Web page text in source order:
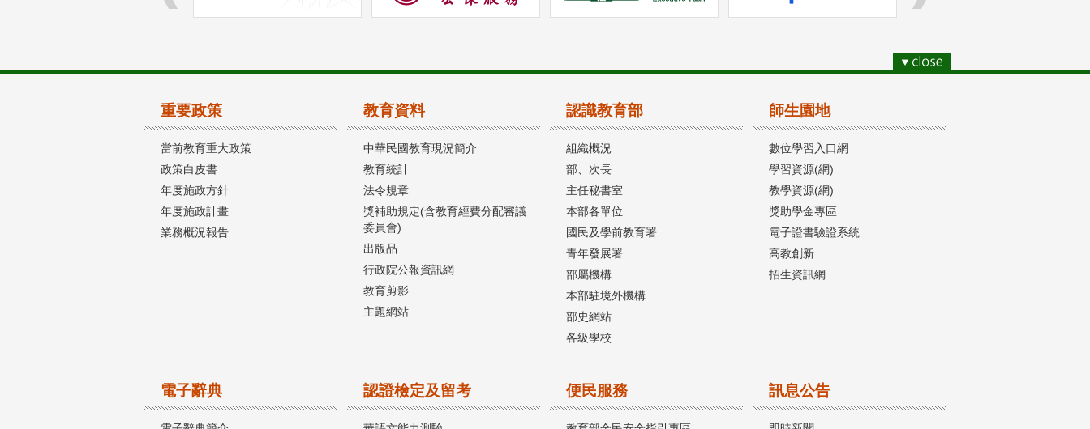
重要政策
當前教育重大政策
政策白皮書
年度施政方針
年度施政計畫
業務概況報告
教育資料
中華民國教育現況簡介
教育統計
法令規章
獎補助規定(含教育經費分配審議
委員會)
出版品
行政院公報資訊網
教育剪影
主題網站
認識教育部
組織概況
部、次長
主任秘書室
本部各單位
國民及學前教育署
青年發展署
部屬機構
本部駐境外機構
部史網站
各級學校
師生園地
數位學習入口網
學習資源(網)
教學資源(網)
獎助學金專區
電子證書驗證系統
高教創新
招生資訊網
電子辭典 認證檢定及留考 便民服務 訊息公告